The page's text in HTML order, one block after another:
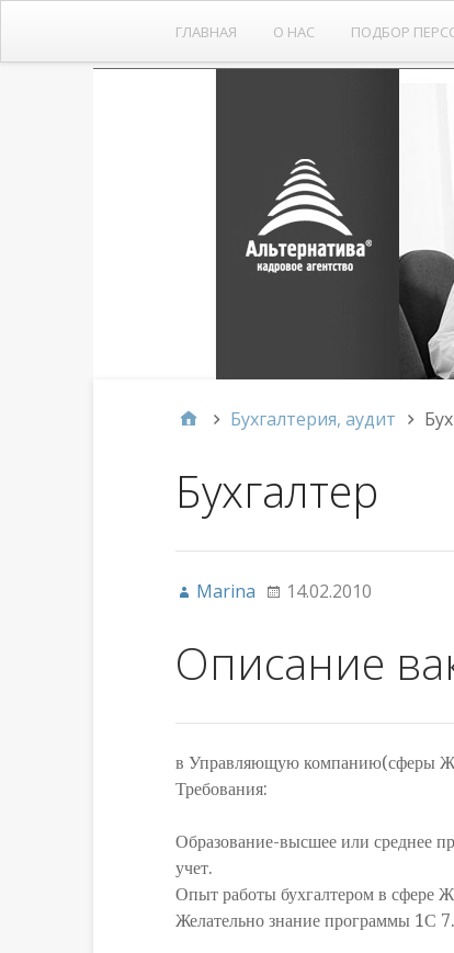
ГЛАВНАЯ О НАС ПОДБОР
Бухгалтерия, аудит
Бухгалтер
Marina 14.02.2010
Описание
в Управляющую компанию(сферы
Требования:
Образование-высшее или среднее
учет.
Опыт работы бухгалтером в сфере
Желательно знание программы 1С